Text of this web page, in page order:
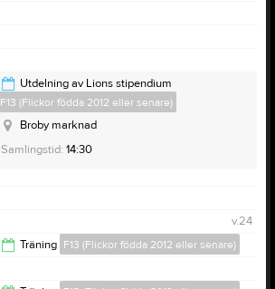
Utdelning av Lions stipendium
F13 (Flickor födda 2012 eller senare)
Broby marknad
Samlingstid: 14:30
v.24
Träning F13 (Flickor födda 2012 eller senare)